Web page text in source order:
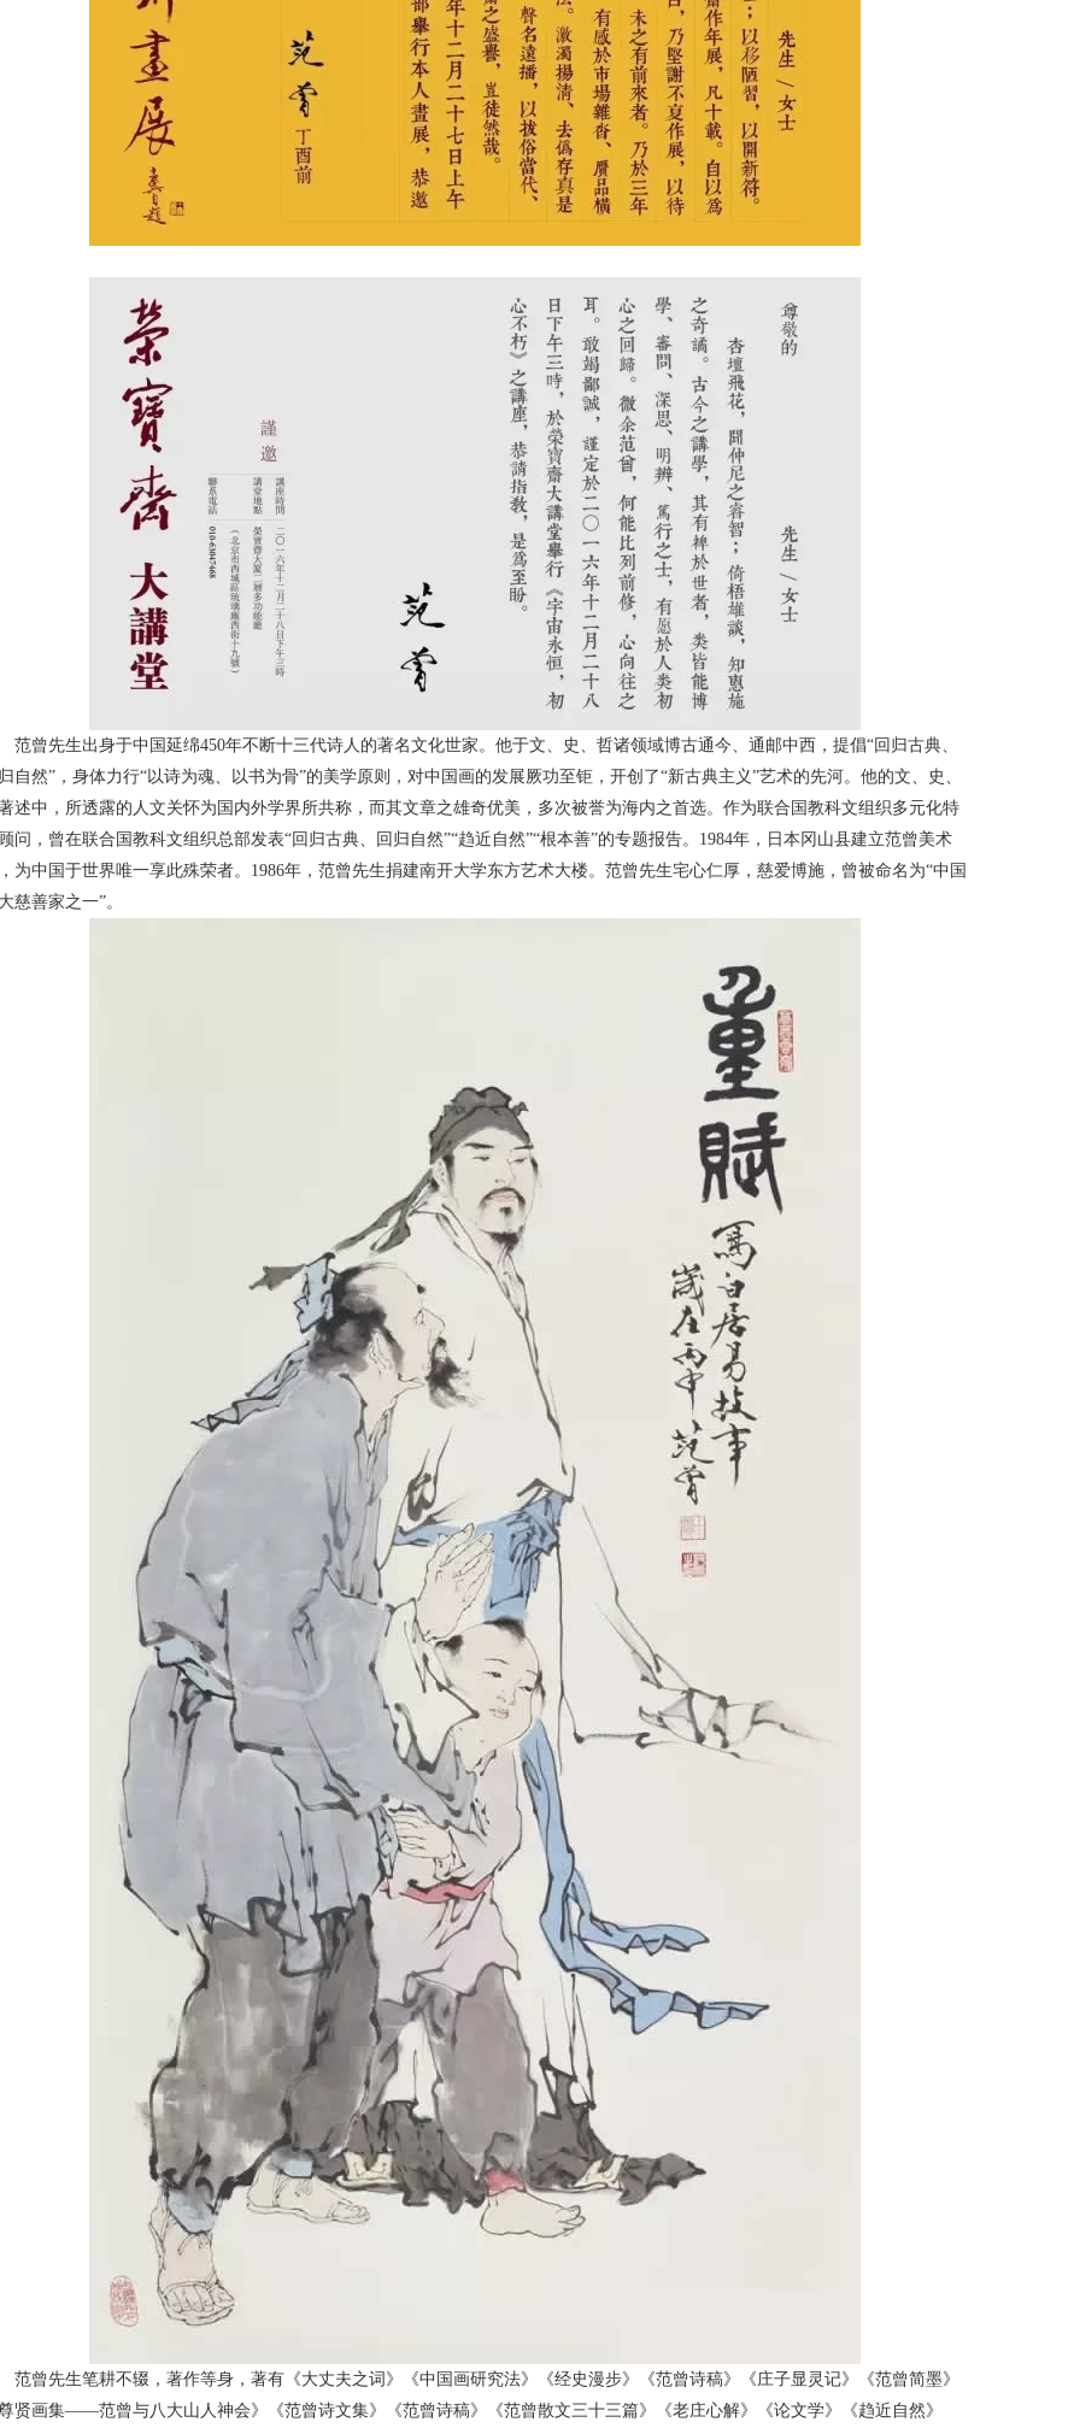
范曾先生出身于中国延绵450年不断十三代诗人的著名文化世家。他于文、史、哲诸领域博古通今、通邮中西，提倡“回归古典、
自然”，身体力行“以诗为魂、以书为骨”的美学原则，对中国画的发展厥功至钜，开创了“新古典主义”艺术的先河。他的文、史、
述中，所透露的人文关怀为国内外学界所共称，而其文章之雄奇优美，多次被誉为海内之首选。作为联合国教科文组织多元化特
问，曾在联合国教科文组织总部发表“回归古典、回归自然”“趋近自然”“根本善”的专题报告。1984年，日本冈山县建立范曾美术
为中国于世界唯一享此殊荣者。1986年，范曾先生捐建南开大学东方艺术大楼。范曾先生宅心仁厚，慈爱博施，曾被命名为“中国
慈善家之一”。
范曾先生笔耕不辍，著作等身，著有《大丈夫之词》《中国画研究法》《经史漫步》《范曾诗稿》《庄子显灵记》《范曾简墨》
贤画集——范曾与八大山人神会》《范曾诗文集》《范曾诗稿》《范曾散文三十三篇》《老庄心解》《论文学》《趋近自然》